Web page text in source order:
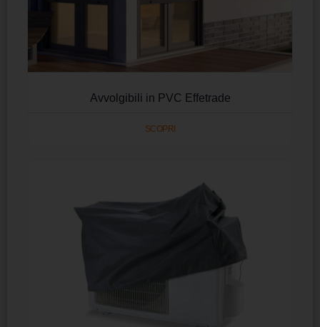
Avvolgibili in PVC Effetrade
SCOPRI